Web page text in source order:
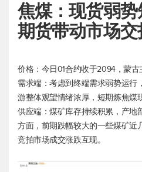
焦煤：现货弱
期货带动市场
价格：今日01合约收于2094，蒙古
需求端：考虑到终端需求弱势运行
游整体观望情绪浓厚，短期炼焦煤
供应端：煤矿库存持续积累，产地
方面，前期跌幅较大的一些煤矿近
竞拍市场成交涨跌互现。